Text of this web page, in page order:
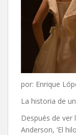
por: Enrique
La historia de
Después de ver
Anderson, ‘El